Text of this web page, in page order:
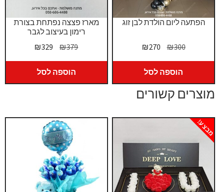
מארז פצצה נפתחת בצורת
רימון בעיצוב לגבר
₪379
המחיר
המקורי
היה:
₪379.
₪329
המחיר
הנוכחי
₪329.
הוספה לסל
הפתעה ליום הולדת לבן זוג
₪300
המחיר
המקורי
היה:
₪300.
₪270
הנוכחי
₪270.
הוספה לסל
מוצרים קשורים
מבצע!